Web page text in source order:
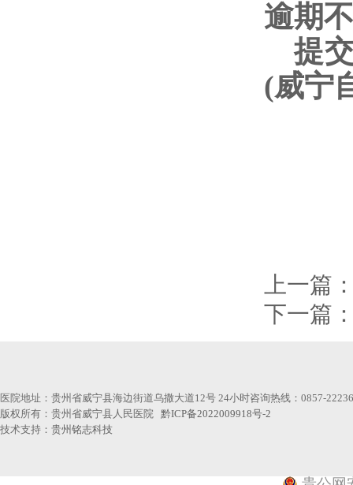
逾期
提
(威宁
上一篇
下一篇
医院地址：贵州省威宁县海边街道乌撒大道12号 24小时咨询热线：0857-
版权所有：贵州省威宁县人民医院 黔ICP备2022009918号-2
技术支持： 贵州铭志科技